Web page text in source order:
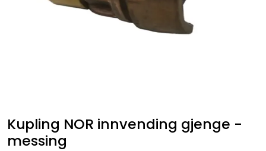
Kupling NOR innvending gjenge -
messing